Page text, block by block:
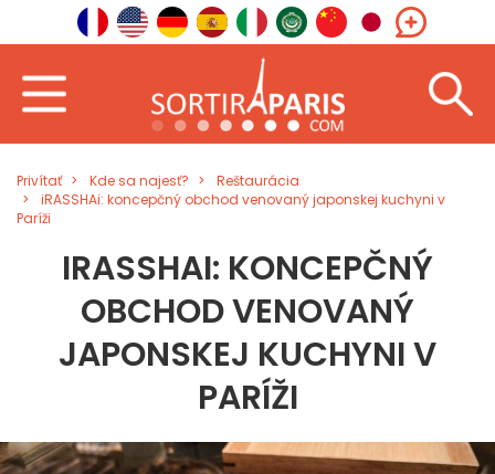
Privítať Kde sa najesť?
Reštaurácia
iRASSHAi: koncepčný obchod venovaný japonskej kuchyni v
Paríži
IRASSHAI: KONCEPČNÝ
OBCHOD VENOVANÝ
JAPONSKEJ KUCHYNI V
PARÍŽI